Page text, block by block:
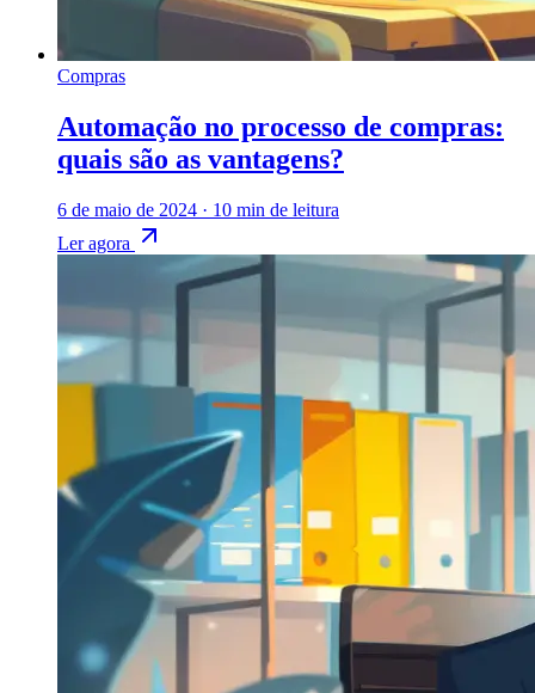
Compras
Automação no processo de compras:
quais são as vantagens?
6 de maio de 2024 · 10 min de leitura
Ler agora